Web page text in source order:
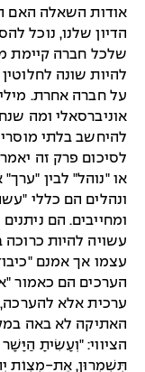
אודות השאלה האם
הדיון שלנו, נוכל
שלכל חברה קיימת
להיות שונה
על חברה אחרת.
אוניברסאלי ומה
להיחשב בלתי
לסיכום פרק זה
או "נוהל" לבין
ונהלים הם כללי
ומחייבים. הם
עשויה להיות כרוכה
עצמו אך אמנם
הערכים הם כאמור
ערכית אלא
האתיקה לא באה
הציווי: "וְעָשִׂיתָ
תִּשְׁמְרוּן, אֶת-מִצְו‍ֹת